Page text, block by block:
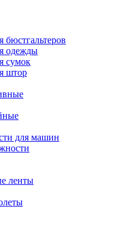
бюстгальтеров
одежды
сумок
штор
для машин
ленты